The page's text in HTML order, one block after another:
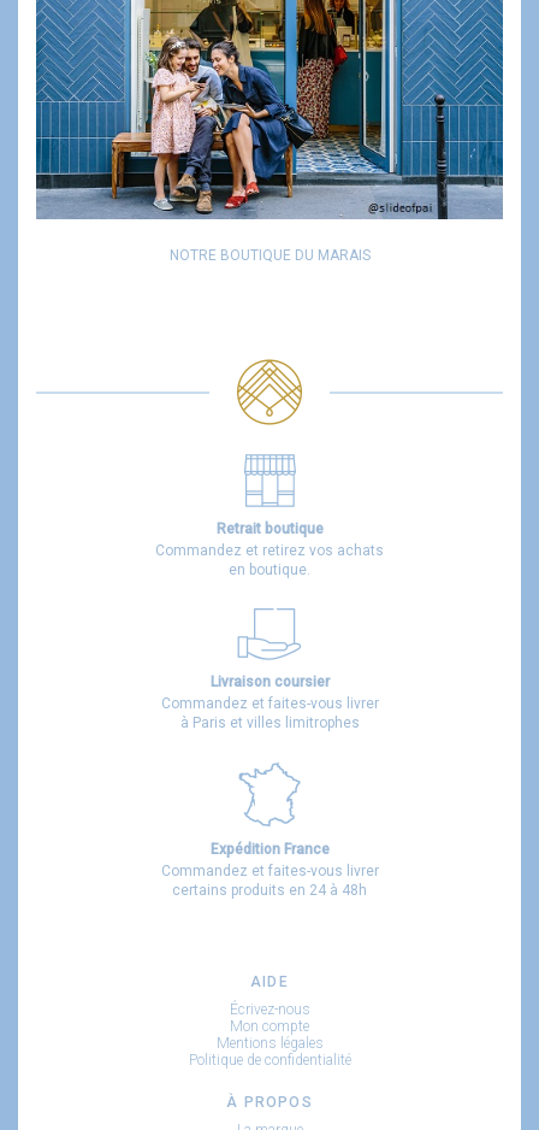
NOTRE BOUTIQUE DU MARAIS
Retrait boutique
Commandez et retirez vos achats
en boutique.
Livraison coursier
Commandez et faites-vous livrer
à Paris et villes limitrophes
Expédition France
Commandez et faites-vous livrer
certains produits en 24 à 48h
AIDE
Écrivez-nous
Mon compte
Mentions légales
Politique de confidentialité
À PROPOS